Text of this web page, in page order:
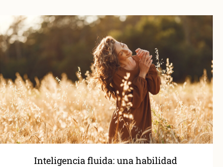
Inteligencia fluida: una habilidad